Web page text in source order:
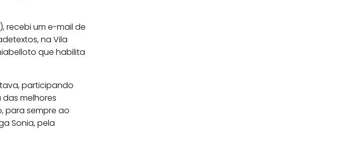
recebi um e-mail de
na Vila
que habilita
participando
melhores
para sempre ao
Sonia, pela